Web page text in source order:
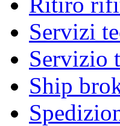
Servizi
Servizio
Ship